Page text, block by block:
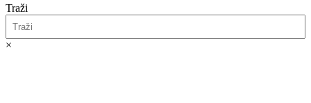
Traži
×